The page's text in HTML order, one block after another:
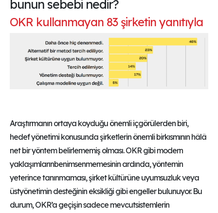
bunun sebebi nedir?
OKR kullanmayan 83 şirketin yanıtıyla
Araştırmanın ortaya koyduğu önemli içgörülerden biri,
hedef yönetimi konusunda şirketlerin önemli birkısmının hâlâ
net bir yöntem belirlememiş olması. OKR gibi modern
yaklaşımlarınbenimsenmemesinin ardında, yöntemin
yeterince tanınmaması, şirket kültürüne uyumsuzluk veya
üstyönetimin desteğinin eksikliği gibi engeller bulunuyor. Bu
durum, OKR’a geçişin sadece mevcutsistemlerin